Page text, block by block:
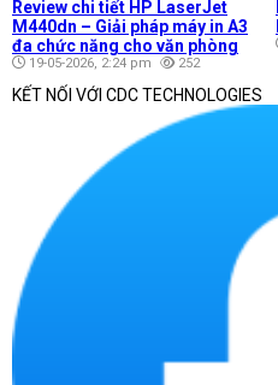
Review chi tiết HP LaserJet
M440dn – Giải pháp máy in A3
đa chức năng cho văn phòng
19-05-2026, 2:24 pm 252
KẾT NỐI VỚI CDC TECHNOLOGIES